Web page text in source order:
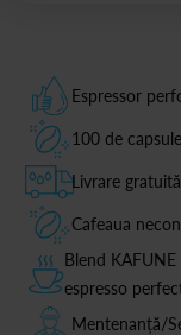
Espressor
100 de
Livrare
Cafeaua
Blend
espresso
Mentenanță/